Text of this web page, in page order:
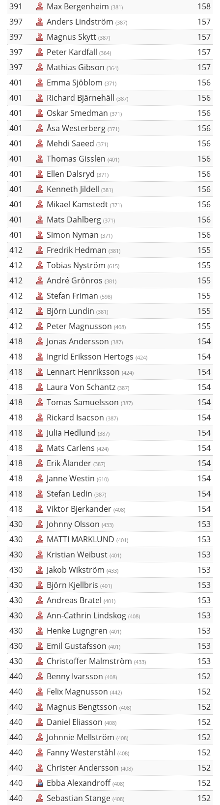
391
Max Bergenheim (381)
158
397
Anders Lindström (387)
157
397
Magnus Skytt (387)
157
397
Peter Kardfall (364)
157
397
Mathias Gibson (364)
157
401
Emma Sjöblom (371)
156
401
Richard Bjärnehäll (387)
156
401
Oskar Smedman (371)
156
401
Åsa Westerberg (371)
156
401
Mehdi Saeed (371)
156
401
Thomas Gisslen (401)
156
401
Ellen Dalsryd (371)
156
401
Kenneth Jildell (381)
156
401
Mikael Kamstedt (371)
156
401
Mats Dahlberg (371)
156
401
Simon Nyman (371)
156
412
Fredrik Hedman (381)
155
412
Tobias Nyström (615)
155
412
André Grönros (381)
155
412
Stefan Friman (598)
155
412
Björn Lundin (381)
155
412
Peter Magnusson (408)
155
418
Jonas Andersson (387)
154
418
Ingrid Eriksson Hertogs (424)
154
418
Lennart Henriksson (424)
154
418
Laura Von Schantz (387)
154
418
Tomas Samuelsson (387)
154
418
Rickard Isacson (387)
154
418
Julia Hedlund (387)
154
418
Mats Carlens (424)
154
418
Erik Ålander (387)
154
418
Janne Westin (610)
154
418
Stefan Ledin (387)
154
418
Viktor Bjerkander (408)
154
430
Johnny Olsson (433)
153
430
MATTI MARKLUND (401)
153
430
Kristian Weibust (401)
153
430
Jakob Wikström (433)
153
430
Björn Kjellbris (401)
153
430
Andreas Bratel (401)
153
430
Ann-Cathrin Lindskog (408)
153
430
Henke Lugngren (401)
153
430
Emil Gustafsson (401)
153
430
Christoffer Malmström (433)
153
440
Benny Ivarsson (408)
152
440
Felix Magnusson (442)
152
440
Magnus Bengtsson (408)
152
440
Daniel Eliasson (408)
152
440
Johnnie Mellström (408)
152
440
Fanny Westerståhl (408)
152
440
Christer Andersson (408)
152
440
Ebba Alexandroff (408)
152
440
Sebastian Stange (408) 152